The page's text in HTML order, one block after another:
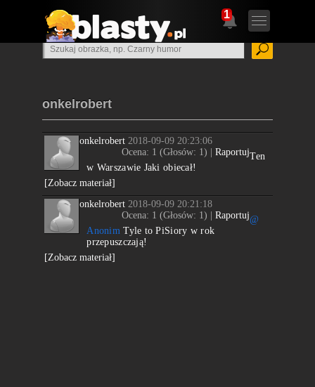
1
onkelrobert
onkelrobert 2018-09-09 20:23:06
Ocena: 1 (Głosów: 1) |RaportujTen
w Warszawie Jaki obiecał!
[Zobacz materiał]
onkelrobert 2018-09-09 20:21:18
Ocena: 1 (Głosów: 1) |Raportuj@
AnonimTyle to PiSiory w rok
przepuszczają!
[Zobacz materiał]